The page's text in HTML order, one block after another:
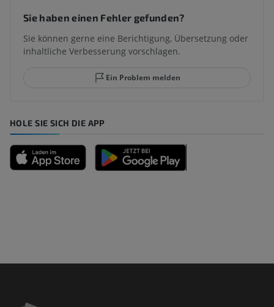
Sie haben einen Fehler gefunden?
Sie können gerne eine Berichtigung, Übersetzung oder
inhaltliche Verbesserung vorschlagen.
Ein Problem melden
HOLE SIE SICH DIE APP